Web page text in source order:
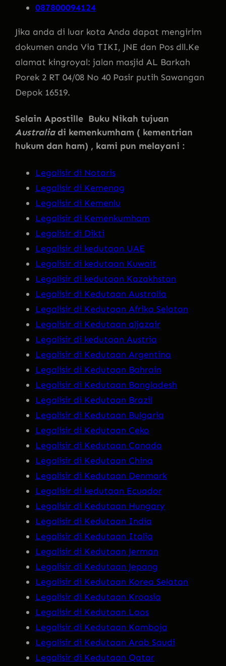
087800094124
Jika anda di luar kota Anda dapat mengirim
dokumen anda Via TIKI, JNE dan Pos dll.Ke
alamat kingroyal: jalan masjid AL Barkah
Porek 2 RT 04/08 No 40 Pasir putih Sawangan
Depok 16519.
Selain Apostille Buku Nikah tujuan
Australiadi kemenkumham ( kementrian
hukum dan ham) , kami pun melayani :
Legalisir di Notaris
Legalisir di Kemenag
Legalisir di Kemenlu
Legalisir di Kemenkumham
Legalisir di Dikti
Legalisir di kedutaan UAE
Legalisir di kedutaan Kuwait
Legalisir di kedutaan Kazakhstan
Legalisir di Kedutaan Australia
Legalisir di Kedutaan Afrika Selatan
Legalisir di Kedutaan aljazair
Legalisir di kedutaan Austria
Legalisir di Kedutaan Argentina
Legalisir di Kedutaan Bahrain
Legalisir di Kedutaan Bangladesh
Legalisir di Kedutaan Brazil
Legalisir di Kedutaan Bulgaria
Legalisir di Kedutaan Ceko
Legalisir di Kedutaan Canada
Legalisir di Kedutaan China
Legalisir di Kedutaan Denmark
Legalisir di kedutaan Ecuador
Legalisir di Kedutaan Hungary
Legalisir di Kedutaan India
Legalisir di Kedutaan Italia
Legalisir di Kedutaan Jerman
Legalisir di Kedutaan Jepang
Legalisir di Kedutaan Korea Selatan
Legalisir di Kedutaan Kroasia
Legalisir di Kedutaan Laos
Legalisir di Kedutaan Kamboja
Legalisir di Kedutaan Arab Saudi
Legalisir di Kedutaan Qatar